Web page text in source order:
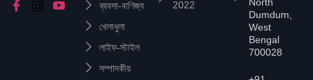
ব্যবসা-বাণিজ্য
খেলাধুলা
লাইফ-স্টাইল
সম্পাদকীয়
2022
North
Dumdum,
West
Bengal
700028